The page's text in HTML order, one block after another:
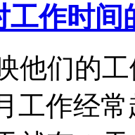
作时间
他们的
工作经